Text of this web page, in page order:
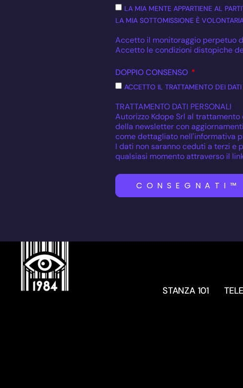
LA MIA MENTE APPARTIENE AL
LA MIA SOTTOMISSIONE È
Accetto il monitoraggio perpetuo
Accetto le condizioni distopiche
DOPPIO CONSENSO
ACCETTO IL TRATTAMENTO DEI
TRATTAMENTO DATI PERSONALI
Autorizzo Kdope Srl al
della newsletter con
come dettagliato nell'informativa
I dati non saranno ceduti a terzi e
qualsiasi momento attraverso il
CONSEGNATI™
STANZA 101